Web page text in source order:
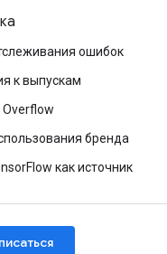
ошибок
к выпускам
бренда
как источник